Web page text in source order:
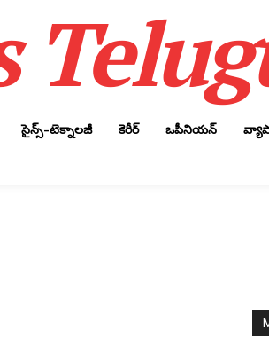
సైన్స్‌-టెక్నాలజీ కెరీర్‌ ఒపీనియన్‌